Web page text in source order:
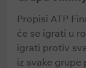
Propisi ATP
će se igrati u
igrati protiv
iz svake grupe